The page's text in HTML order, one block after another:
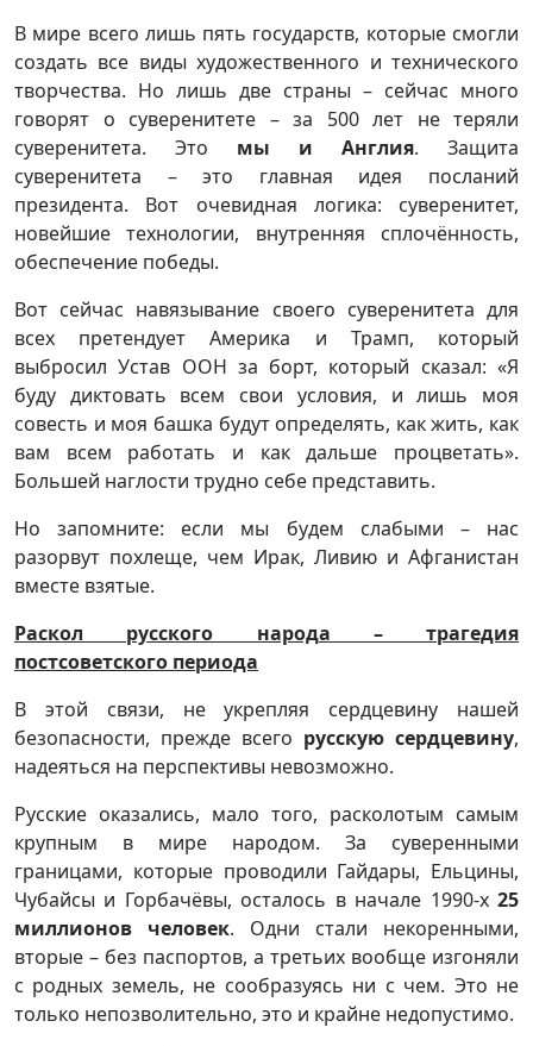
В мире всего лишь пять государств, которые смогли
создать все виды художественного и технического
творчества. Но лишь две страны – сейчас много
говорят о суверенитете – за 500 лет не теряли
суверенитета. Это мы и Англия. Защита
суверенитета – это главная идея посланий
президента. Вот очевидная логика: суверенитет,
новейшие технологии, внутренняя сплочённость,
обеспечение победы.
Вот сейчас навязывание своего суверенитета для
всех претендует Америка и Трамп, который
выбросил Устав ООН за борт, который сказал: «Я
буду диктовать всем свои условия, и лишь моя
совесть и моя башка будут определять, как жить, как
вам всем работать и как дальше процветать».
Большей наглости трудно себе представить.
Но запомните: если мы будем слабыми – нас
разорвут похлеще, чем Ирак, Ливию и Афганистан
вместе взятые.
Раскол русского народа – трагедия
постсоветского периода
В этой связи, не укрепляя сердцевину нашей
безопасности, прежде всего русскую сердцевину,
надеяться на перспективы невозможно.
Русские оказались, мало того, расколотым самым
крупным в мире народом. За суверенными
границами, которые проводили Гайдары, Ельцины,
Чубайсы и Горбачёвы, осталось в начале 1990-х 25
миллионов человек. Одни стали некоренными,
вторые – без паспортов, а третьих вообще изгоняли
с родных земель, не сообразуясь ни с чем. Это не
только непозволительно, это и крайне недопустимо.